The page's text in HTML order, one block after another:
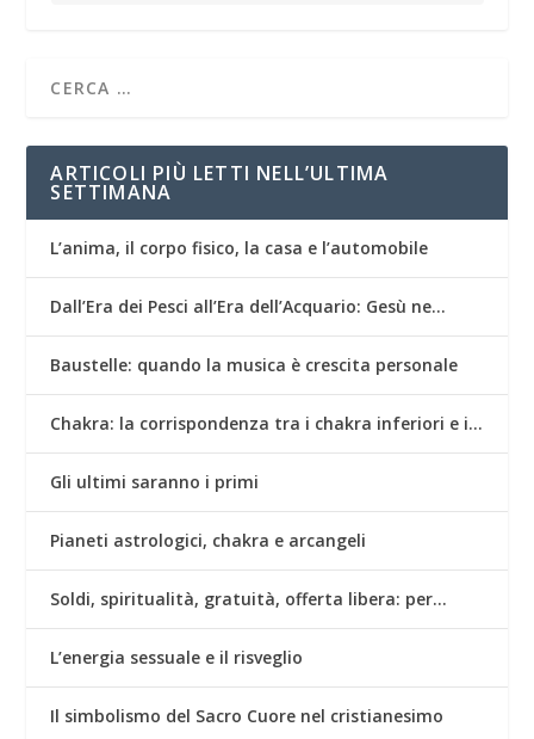
ARTICOLI PIÙ LETTI NELL’ULTIMA
SETTIMANA
L’anima, il corpo fisico, la casa e l’automobile
Dall’Era dei Pesci all’Era dell’Acquario: Gesù ne…
Baustelle: quando la musica è crescita personale
Chakra: la corrispondenza tra i chakra inferiori e i…
Gli ultimi saranno i primi
Pianeti astrologici, chakra e arcangeli
Soldi, spiritualità, gratuità, offerta libera: per…
L’energia sessuale e il risveglio
Il simbolismo del Sacro Cuore nel cristianesimo